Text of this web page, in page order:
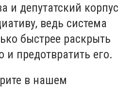
и депутатский корпус
ведь система
быстрее раскрыть
и предотвратить его.
в нашем